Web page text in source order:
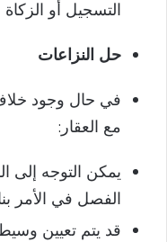
التسجيل أو الزكاة
حل النزاعات
في حال وجود
مع العقار:
يمكن التوجه إلى
الفصل في الأمر
قد يتم تعيين